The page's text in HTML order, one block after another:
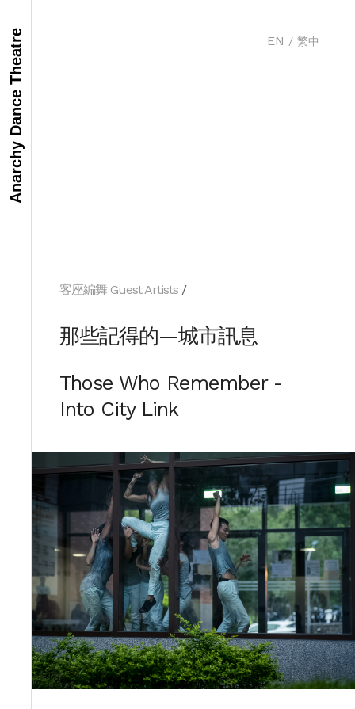
Anarchy Dance Theatre EN /繁中
客座編舞 Guest Artists/
那些記得的—城市訊息
Those Who Remember -
Into City Link